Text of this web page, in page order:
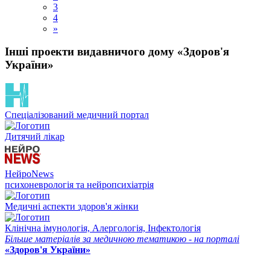
3
4
»
Інші проекти видавничого дому «Здоров'я
України»
Спеціалізований медичний портал
Дитячий лікар
НейроNews
психоневрологія та нейропсихіатрія
Медичні аспекти здоров'я жінки
Клінічна імунологія, Алергологія, Інфектологія
Більше матеріалів за медичною тематикою - на порталі
«Здоров'я України»